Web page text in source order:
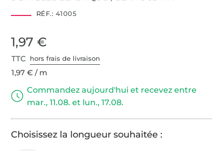
RÉF.: 41005
1,97 €
TTC hors frais de livraison
1,97 € / m
Commandez aujourd'hui et recevez entre
mar., 11.08. et lun., 17.08.
Choisissez la longueur souhaitée :